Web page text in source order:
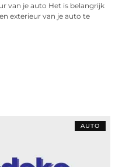
van je auto Het is belangrijk
exterieur van je auto te
AUTO